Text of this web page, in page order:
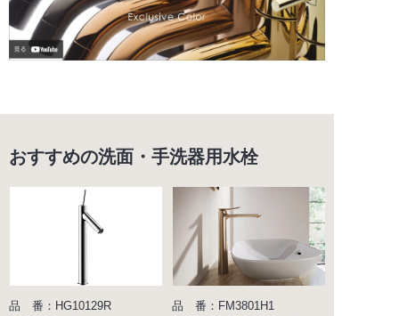
おすすめの洗面・手洗器用水栓
品 番：HG10129R
品 番：FM3801H1